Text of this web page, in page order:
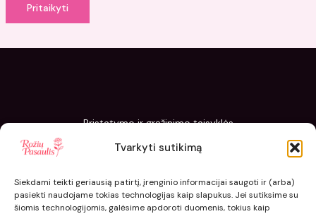
Tvarkyti sutikimą
Siekdami teikti geriausią patirtį, įrenginio informacijai saugoti ir (arba)
pasiekti naudojame tokias technologijas kaip slapukus. Jei sutiksime su
šiomis technologijomis, galėsime apdoroti duomenis, tokius kaip
Pritaikyti
Pristatymo ir grąžinimo taisyklės
Slapukų politika